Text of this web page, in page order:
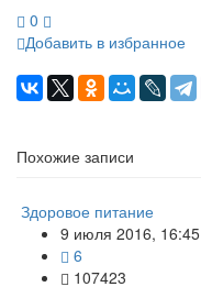
0
Добавить в избранное
Похожие записи
Здоровое питание
9 июля 2016, 16:45
6
107423